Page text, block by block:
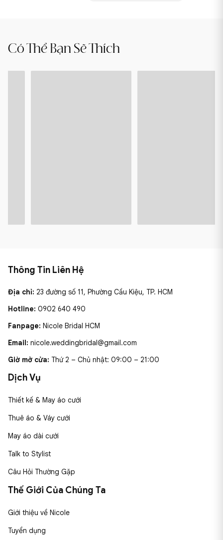
Có Thể Bạn Sẽ Thích
NIA
-
Thông Tin Liên Hệ
Địa chỉ: 23 đường số 11, Phường Cầu Kiệu, TP. HCM
Hotline: 0902 640 490
Fanpage: Nicole Bridal HCM
Email: nicole.weddingbridal@gmail.com
Giờ mở cửa: Thứ 2 – Chủ nhật: 09:00 – 21:00
Dịch Vụ
Thiết kế & May áo cưới
Thuê áo & Váy cưới
May áo dài cưới
Talk to Stylist
Câu Hỏi Thường Gặp
Thế Giới Của Chúng Ta
Giới thiệu về Nicole
Tuyển dụng